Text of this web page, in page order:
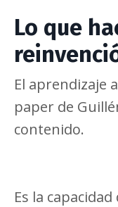
Lo que
El aprendizaje
paper de
contenido.
Es la